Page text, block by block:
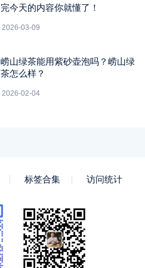
完今天的内容你就懂了！
2026-03-09
崂山绿茶能用紫砂壶泡吗？崂山绿
茶怎么样？
2026-02-04
标签合集 访问统计